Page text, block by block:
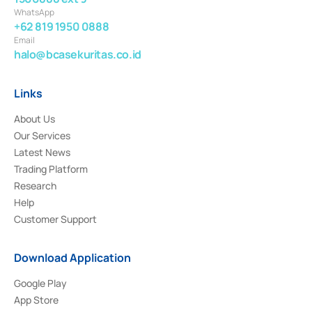
WhatsApp
+62 819 1950 0888
Email
halo@bcasekuritas.co.id
Links
About Us
Our Services
Latest News
Trading Platform
Research
Help
Customer Support
Download Application
Google Play
App Store